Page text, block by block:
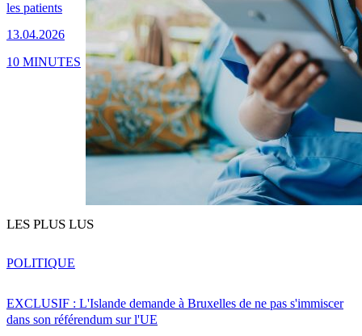
les patients
13.04.2026
10 MINUTES
LES PLUS LUS
EXCLUSIF : L'Islande demande à Bruxelles de ne pas s'immiscer
dans son référendum sur l'UE
POLITIQUE